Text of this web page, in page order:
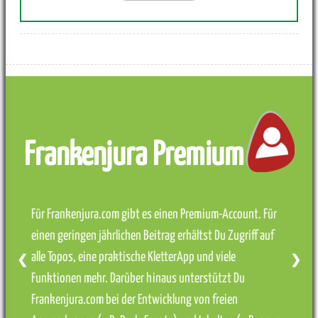
Frankenjura Premium
Für Frankenjura.com gibt es einen Premium-Account. Für
einen geringen jährlichen Beitrag erhältst Du Zugriff auf
alle Topos, eine praktische KletterApp und viele
Funktionen mehr. Darüber hinaus unterstützt Du
Frankenjura.com bei der Entwicklung von freien
❮ ❯